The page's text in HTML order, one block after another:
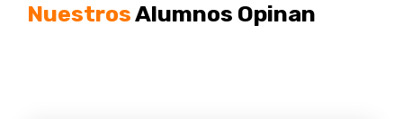
NuestrosAlumnos Opinan